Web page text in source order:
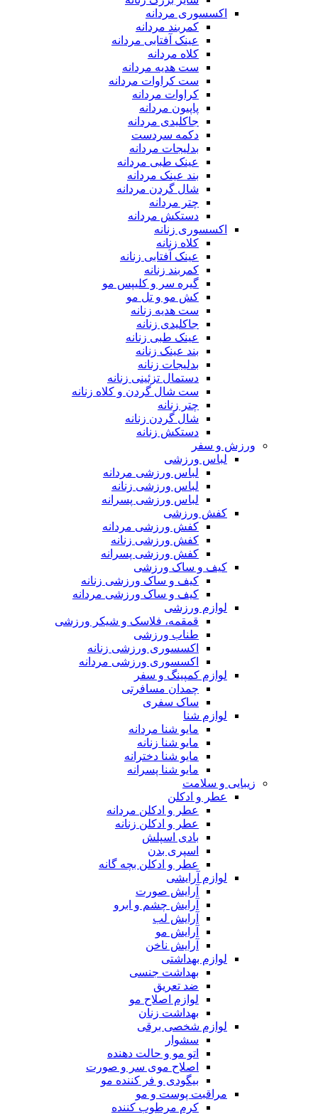
اکسسوری مردانه
کمربند مردانه
عینک آفتابی مردانه
کلاه مردانه
ست هدیه مردانه
ست کراوات مردانه
کراوات مردانه
پاپیون مردانه
جاکلیدی مردانه
دکمه سردست
بدلیجات مردانه
عینک طبی مردانه
بند عینک مردانه
شال گردن مردانه
چتر مردانه
دستکش مردانه
اکسسوری زنانه
کلاه زنانه
عینک آفتابی زنانه
کمربند زنانه
گیره سر و کلیپس مو
کش مو و تل مو
ست هدیه زنانه
جاکلیدی زنانه
عینک طبی زنانه
بند عینک زنانه
بدلیجات زنانه
دستمال تزئینی زنانه
ست شال گردن و کلاه زنانه
چتر زنانه
شال گردن زنانه
دستکش زنانه
ورزش و سفر
لباس ورزشی
لباس ورزشی مردانه
لباس ورزشی زنانه
لباس ورزشی پسرانه
کفش ورزشی
کفش ورزشی مردانه
کفش ورزشی زنانه
کفش ورزشی پسرانه
کیف و ساک ورزشی
کیف و ساک ورزشی زنانه
کیف و ساک ورزشی مردانه
لوازم ورزشی
قمقمه، فلاسک و شیکر ورزشی
طناب ورزشی
اکسسوری ورزشی زنانه
اکسسوری ورزشی مردانه
لوازم کمپینگ و سفر
چمدان مسافرتی
ساک سفری
لوازم شنا
مایو شنا مردانه
مایو شنا زنانه
مایو شنا دخترانه
مایو شنا پسرانه
زیبایی و سلامت
عطر و ادکلن
عطر و ادکلن مردانه
عطر و ادکلن زنانه
بادی اسپلش
اسپری بدن
عطر و ادکلن بچه گانه
لوازم آرایشی
آرایش صورت
آرایش چشم و ابرو
آرایش لب
آرایش مو
آرایش ناخن
لوازم بهداشتی
بهداشت جنسی
ضد تعریق
لوازم اصلاح مو
بهداشت زنان
لوازم شخصی برقی
سشوار
اتو مو و حالت دهنده
اصلاح موی سر و صورت
بیگودی و فر کننده مو
مراقبت پوست و مو
کرم مرطوب کننده